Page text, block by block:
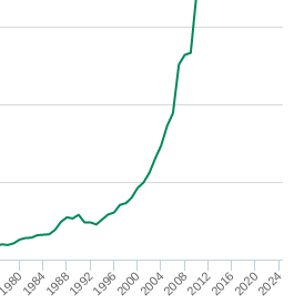
19841988199219962000200420082012201620202024